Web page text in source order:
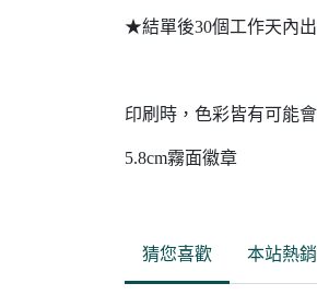
★結單後30個工作天內
印刷時，色彩皆有可能
5.8cm霧面徽章
猜您喜歡 本站熱銷